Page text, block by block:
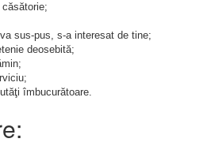
sus-pus, s-a interesat de tine;
deosebită;
îmbucurătoare.